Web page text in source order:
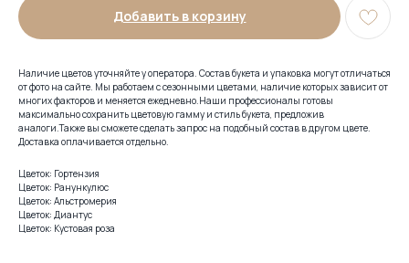
Добавить в корзину
Наличие цветов уточняйте у оператора. Состав букета и упаковка могут отличаться
от фото на сайте. Мы работаем с сезонными цветами, наличие которых зависит от
многих факторов и меняется ежедневно.Наши профессионалы готовы
максимально сохранить цветовую гамму и стиль букета, предложив
аналоги.Также вы сможете сделать запрос на подобный состав в другом цвете.
Доставка оплачивается отдельно.
Цветок: Гортензия
Цветок: Ранункулюс
Цветок: Альстромерия
Цветок: Диантус
Цветок: Кустовая роза